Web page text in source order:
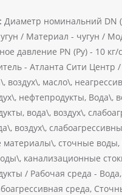
Диаметр номинальний DN
/ Материал - чугун /
давление PN (Ру) - 10 кг/
- Атланта Сити Центр /
воздух\, масло\,
нефтепродукты, Вода\,
вода\, воздух\,
воздух\,
сточные воды,
канализационные
/ Рабочая среда -
среда,